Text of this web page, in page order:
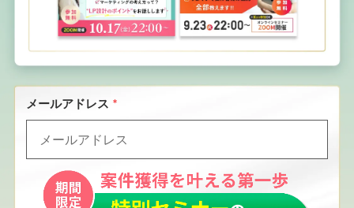
メールアドレス *